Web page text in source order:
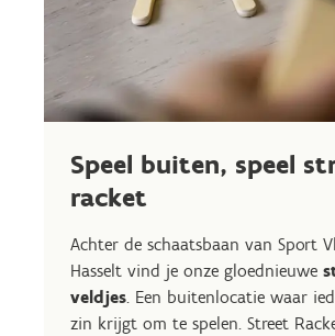
Speel buiten, speel
racket
Achter de schaatsbaan van Sport
Hasselt vind je onze gloednieuwe
veldjes. Een buitenlocatie waar
zin krijgt om te spelen. Street